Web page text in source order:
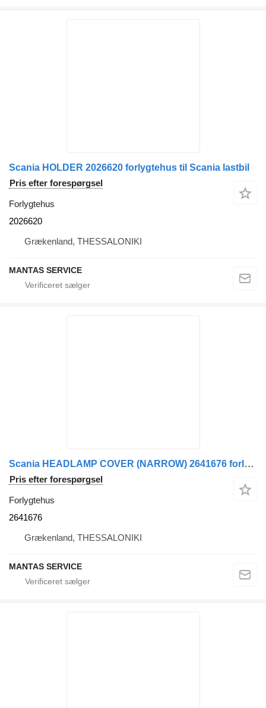
Scania HOLDER 2026620 forlygtehus til Scania lastbil
Pris efter forespørgsel
Forlygtehus
2026620
Grækenland, THESSALONIKI
MANTAS SERVICE
Scania HEADLAMP COVER (NARROW) 2641676 forlygtehus til lastbil
Pris efter forespørgsel
Forlygtehus
2641676
Grækenland, THESSALONIKI
MANTAS SERVICE